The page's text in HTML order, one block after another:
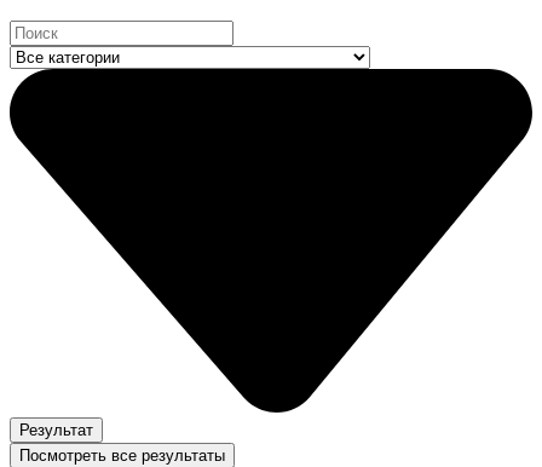
Search
...
Результат
Посмотреть все результаты